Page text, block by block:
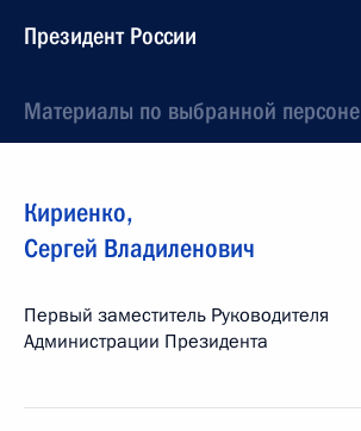
Президент России
Материалы по выбранной персоне
Кириенко,
Сергей Владиленович
Первый заместитель Руководителя
Администрации Президента